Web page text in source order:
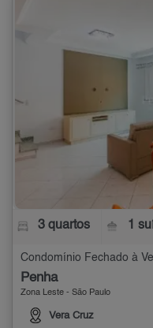
3 quartos 1
Condomínio Fechado à
Penha
Zona Leste - São Paulo
Vera Cruz